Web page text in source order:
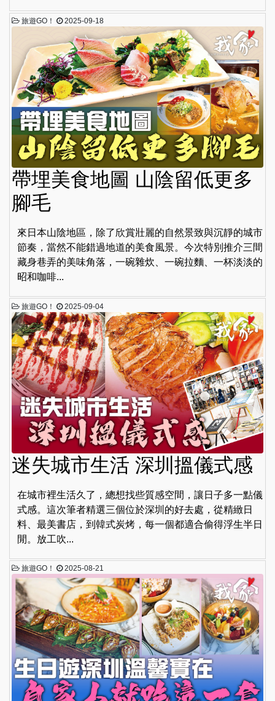
旅遊GO！ 2025-09-18
帶埋美食地圖 山陰留低更多
腳毛
來日本山陰地區，除了欣賞壯麗的自然景致與沉靜的城市
節奏，當然不能錯過地道的美食風景。今次特別推介三間
藏身巷弄的美味角落，一碗雜炊、一碗拉麵、一杯淡淡的
昭和咖啡...
旅遊GO！ 2025-09-04
迷失城市生活 深圳搵儀式感
在城市裡生活久了，總想找些質感空間，讓日子多一點儀
式感。這次筆者精選三個位於深圳的好去處，從精緻日
料、最美書店，到韓式炭烤，每一個都適合偷得浮生半日
閒。放工吹...
旅遊GO！ 2025-08-21